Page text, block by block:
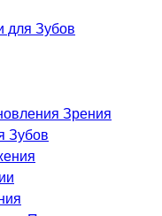
для Зубов
Зрения
Зубов